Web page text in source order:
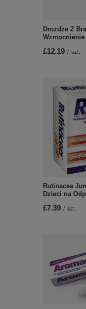
Drożdże Z
Wzmocnienie
£12.19 / szt.
Rutinacea
Dzieci na
£7.39 / szt.